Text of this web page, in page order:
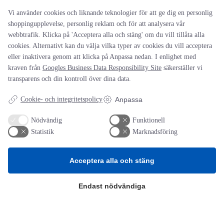
E-postadress*
Webbplats
Spara mitt namn, min e-postadress och webbplats i denna
webbläsare till nästa gång jag skriver en kommentar.
AOTI
Vi använder cookies och liknande teknologier för att ge dig en personlig
shoppingupplevelse, personlig reklam och för att analysera vår
webbtrafik. Klicka på 'Acceptera alla och stäng' om du vill tillåta alla
cookies. Alternativt kan du välja vilka typer av cookies du vill acceptera
eller inaktivera genom att klicka på Anpassa nedan. I enlighet med
kraven från Googles Business Data Responsibility Site säkerställer vi
transparens och din kontroll över dina data.
Cookie- och integritetspolicy Anpassa
Nödvändig
Funktionell
Statistik
Marknadsföring
Endast nödvändiga
Acceptera alla och stäng